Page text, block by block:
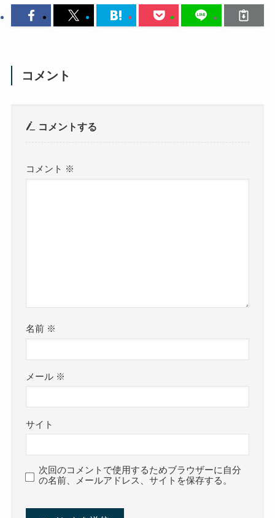
コメント
コメントする
コメント ※
名前 ※
メール ※
サイト
次回のコメントで使用するためブラウザーに自分
の名前、メールアドレス、サイトを保存する。